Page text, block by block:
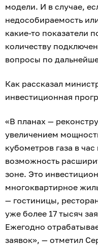
модели. И в случае,
недособираемость
какие-то показатели
количеству
вопросы по
Как рассказал
инвестиционная
«В планах —
увеличением
кубометров газа в
возможность
зоне. Это
многоквартирное
— гостиницы,
уже более 17 тысяч
Ежегодно
заявок», — отметил